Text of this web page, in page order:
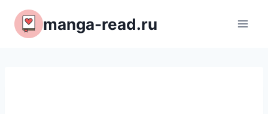
Перейти
содержимому
manga-read.ru